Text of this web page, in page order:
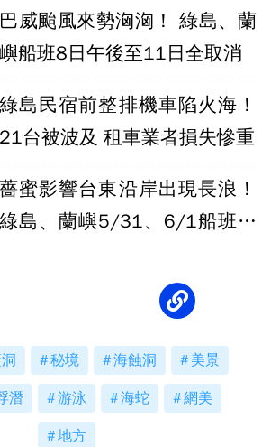
巴威颱風來勢洶洶！ 綠島、蘭
嶼船班8日午後至11日全取消
綠島民宿前整排機車陷火海！
21台被波及 租車業者損失慘重
薔蜜影響台東沿岸出現長浪！
綠島、蘭嶼5/31、6/1船班停
秘境 海蝕洞 美景
潛 游泳 海蛇 網美
地方